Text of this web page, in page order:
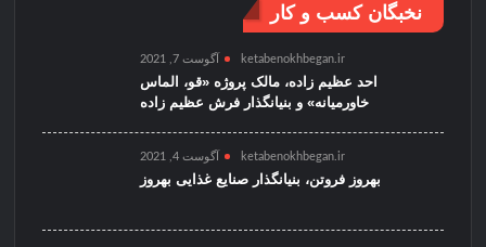
نخبگان کسب و کار
ketabenokhbegan.ir آگوست 7, 2021
احد عظیم زاده، مالک پروژه «قو، الماس
خاورمیانه» و بنیانگذار فرش عظیم زاده
ketabenokhbegan.ir آگوست 4, 2021
بهروز فروتن، بنیانگذار صنایع غذایی بهروز